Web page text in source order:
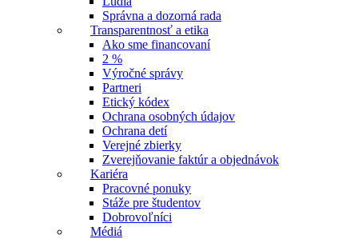
Správna a dozorná rada
Transparentnosť a etika
Ako sme financovaní
2 %
Výročné správy
Partneri
Etický kódex
Ochrana osobných údajov
Ochrana detí
Verejné zbierky
Zverejňovanie faktúr a objednávok
Kariéra
Pracovné ponuky
Stáže pre študentov
Dobrovoľníci
Médiá